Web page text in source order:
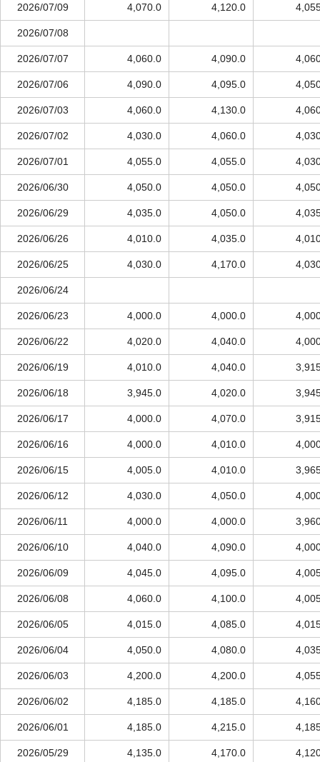
2026/07/09 4,070.0 4,120.0
2026/07/08
2026/07/07 4,060.0 4,090.0
2026/07/06 4,090.0 4,095.0
2026/07/03 4,060.0 4,130.0
2026/07/02 4,030.0 4,060.0
2026/07/01 4,055.0 4,055.0
2026/06/30 4,050.0 4,050.0
2026/06/29 4,035.0 4,050.0
2026/06/26 4,010.0 4,035.0
2026/06/25 4,030.0 4,170.0
2026/06/24
2026/06/23 4,000.0 4,000.0
2026/06/22 4,020.0 4,040.0
2026/06/19 4,010.0 4,040.0
2026/06/18 3,945.0 4,020.0
2026/06/17 4,000.0 4,070.0
2026/06/16 4,000.0 4,010.0
2026/06/15 4,005.0 4,010.0
2026/06/12 4,030.0 4,050.0
2026/06/11 4,000.0 4,000.0
2026/06/10 4,040.0 4,090.0
2026/06/09 4,045.0 4,095.0
2026/06/08 4,060.0 4,100.0
2026/06/05 4,015.0 4,085.0
2026/06/04 4,050.0 4,080.0
2026/06/03 4,200.0 4,200.0
2026/06/02 4,185.0 4,185.0
2026/06/01 4,185.0 4,215.0
2026/05/29 4,135.0 4,170.0